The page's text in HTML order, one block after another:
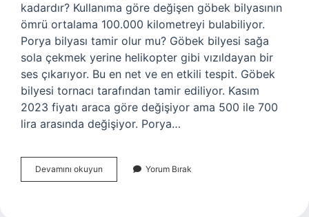
kadardır? Kullanıma göre değişen göbek bilyasının
ömrü ortalama 100.000 kilometreyi bulabiliyor.
Porya bilyası tamir olur mu? Göbek bilyesi sağa
sola çekmek yerine helikopter gibi vızıldayan bir
ses çıkarıyor. Bu en net ve en etkili tespit. Göbek
bilyesi tornacı tarafından tamir ediliyor. Kasım
2023 fiyatı araca göre değişiyor ama 500 ile 700
lira arasında değişiyor. Porya…
Devamını okuyun
Bilyası
Yorum Bırak